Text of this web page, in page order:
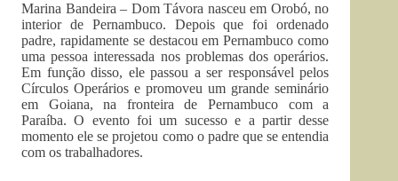
Marina Bandeira – Dom Távora nasceu em Orobó, no
interior de Pernambuco. Depois que foi ordenado
padre, rapidamente se destacou em Pernambuco como
uma pessoa interessada nos problemas dos operários.
Em função disso, ele passou a ser responsável pelos
Círculos Operários e promoveu um grande seminário
em Goiana, na fronteira de Pernambuco com a
Paraíba. O evento foi um sucesso e a partir desse
momento ele se projetou como o padre que se entendia
com os trabalhadores.